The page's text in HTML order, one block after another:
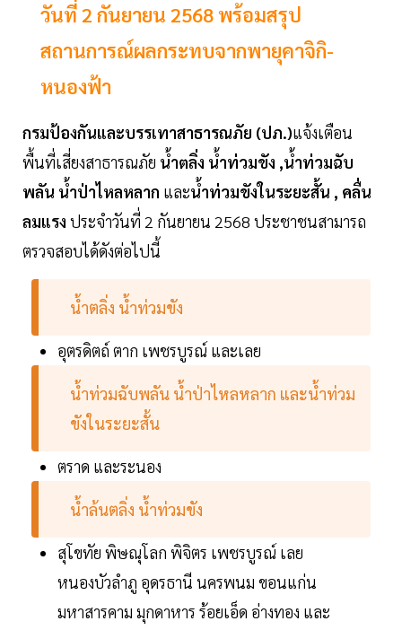
วันที่ 2 กันยายน 2568 พร้อมสรุป
สถานการณ์ผลกระทบจากพายุคาจิกิ-
หนองฟ้า
กรมป้องกันและบรรเทาสาธารณภัย (ปภ.)แจ้งเตือน
พื้นที่เสี่ยงสาธารณภัย น้ำตลิ่ง น้ำท่วมขัง ,น้ำท่วมฉับ
พลัน น้ำป่าไหลหลาก และน้ำท่วมขังในระยะสั้น , คลื่น
ลมแรง ประจำวันที่ 2 กันยายน 2568 ประชาชนสามารถ
ตรวจสอบได้ดังต่อไปนี้
น้ำตลิ่ง น้ำท่วมขัง
อุตรดิตถ์ ตาก เพชรบูรณ์ และเลย
น้ำท่วมฉับพลัน น้ำป่าไหลหลาก และน้ำท่วม
ขังในระยะสั้น
ตราด และระนอง
น้ำล้นตลิ่ง น้ำท่วมขัง
สุโขทัย พิษณุโลก พิจิตร เพชรบูรณ์ เลย
หนองบัวลำภู อุดรธานี นครพนม ขอนแก่น
มหาสารคาม มุกดาหาร ร้อยเอ็ด อ่างทอง และ